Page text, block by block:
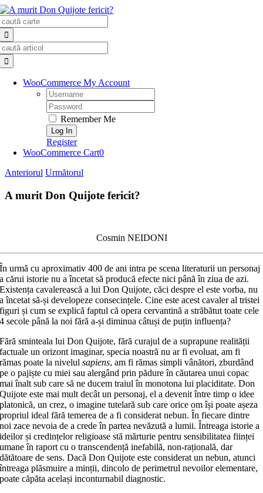
Skip
to
content
WooCommerce My Account
Username:
Password:
Remember Me
Register
WooCommerce Cart0
Anteriorul Următorul
A murit Don Quijote fericit?
Cosmin NEIDONI
În urmă cu aproximativ 400 de ani intra pe scena literaturii un personaj
a cărui istorie nu a încetat să producă efecte nici până în ziua de azi.
Existența cavalerească a lui Don Quijote, căci despre el este vorba, nu
a încetat să-și developeze consecințele. Cine este acest cavaler al tristei
figuri și cum se explică faptul că opera cervantină a străbătut toate cele
4 secole până la noi fără a-și diminua câtuși de puțin influența?
Fără sminteala lui Don Quijote, fără curajul de a suprapune realității
factuale un orizont imaginar, specia noastră nu ar fi evoluat, am fi
rămas poate la nivelulsapiens, am fi rămas simpli vânători, zburdând
pe o pajiște cu miei sau alergând prin pădure în căutarea unui copac
mai înalt sub care să ne ducem traiul în monotona lui placiditate. Don
Quijote este mai mult decât un personaj, el a devenit între timp o idee
platonică, un crez, o imagine tutelară sub care orice om își poate așeza
propriul ideal fără temerea de a fi considerat nebun. În fiecare dintre
noi zace nevoia de a crede în partea nevăzută a lumii. Întreaga istorie a
ideilor și credințelor religioase stă mărturie pentru sensibilitatea ființei
umane în raport cu o transcendență inefabilă, non-rațională, dar
dătătoare de sens. Dacă Don Quijote este considerat un nebun, atunci
întreaga plăsmuire a minții, dincolo de perimetrul nevoilor elementare,
poate căpăta același inconturnabil diagnostic.